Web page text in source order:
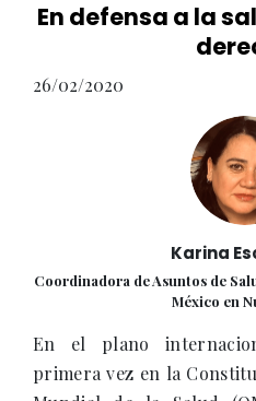
En defensa a la
26/02/2020
Karina
Coordinadora de Asuntos de
México en
En el plano
primera vez en la